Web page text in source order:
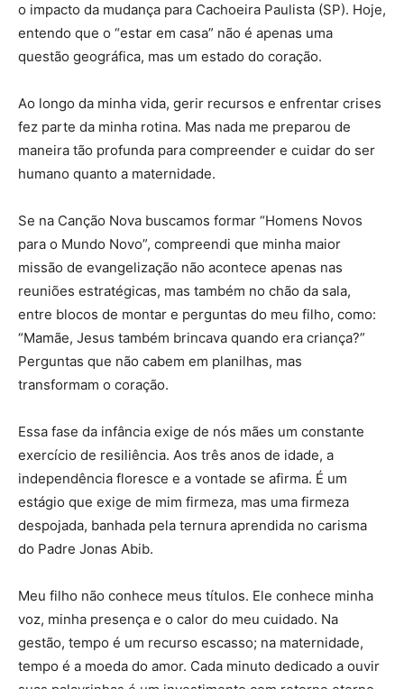
o impacto da mudança para Cachoeira Paulista (SP). Hoje,
entendo que o “estar em casa” não é apenas uma
questão geográfica, mas um estado do coração.
Ao longo da minha vida, gerir recursos e enfrentar crises
fez parte da minha rotina. Mas nada me preparou de
maneira tão profunda para compreender e cuidar do ser
humano quanto a maternidade.
Se na Canção Nova buscamos formar “Homens Novos
para o Mundo Novo”, compreendi que minha maior
missão de evangelização não acontece apenas nas
reuniões estratégicas, mas também no chão da sala,
entre blocos de montar e perguntas do meu filho, como:
“Mamãe, Jesus também brincava quando era criança?”
Perguntas que não cabem em planilhas, mas
transformam o coração.
Essa fase da infância exige de nós mães um constante
exercício de resiliência. Aos três anos de idade, a
independência floresce e a vontade se afirma. É um
estágio que exige de mim firmeza, mas uma firmeza
despojada, banhada pela ternura aprendida no carisma
do Padre Jonas Abib.
Meu filho não conhece meus títulos. Ele conhece minha
voz, minha presença e o calor do meu cuidado. Na
gestão, tempo é um recurso escasso; na maternidade,
tempo é a moeda do amor. Cada minuto dedicado a ouvir